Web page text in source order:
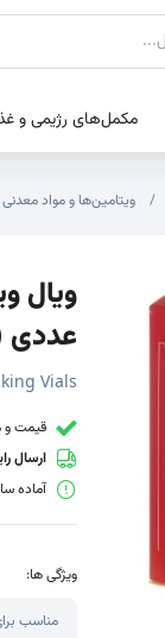
مکمل‌های رژیمی و
ویتامین‌ها و مواد معدنی
عددی
Vials
قیمت و
ارسال
آماده سازی و
ویژگی ها:
مناسب